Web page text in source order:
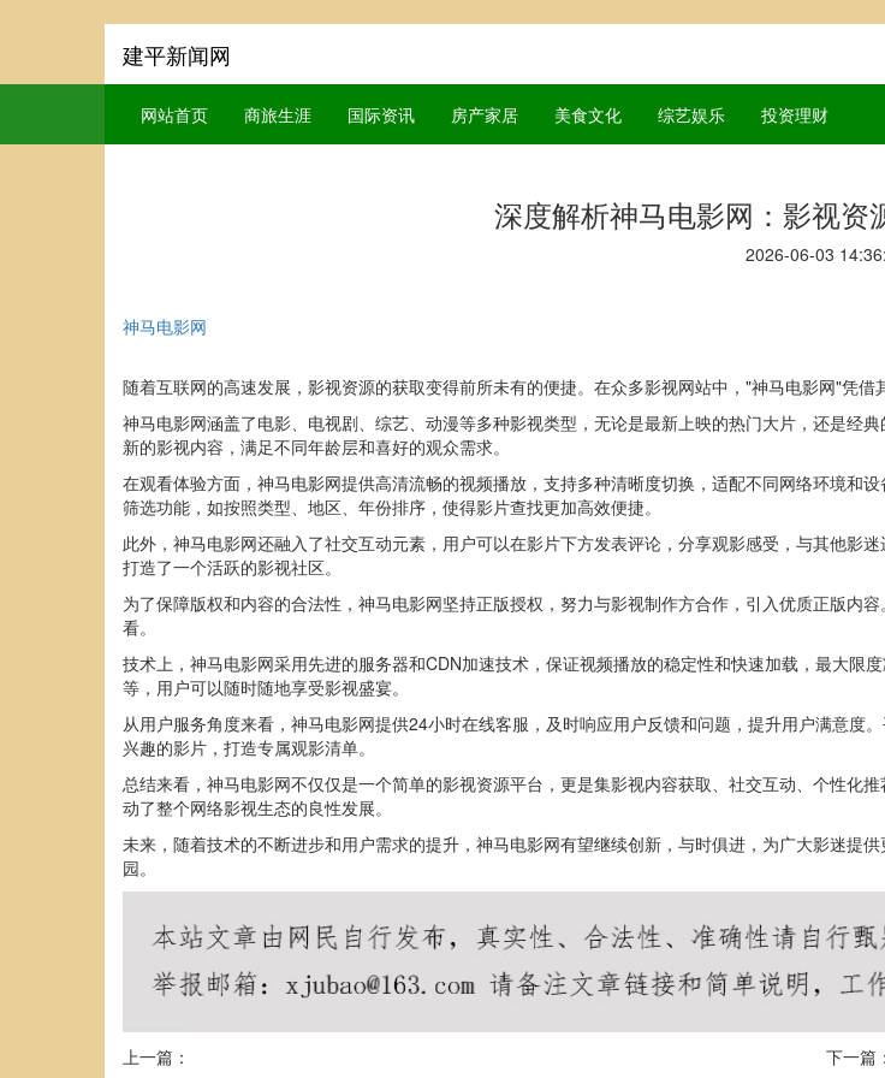
建平新闻网
网站首页 商旅生涯 国际资讯 房产家居 美食文化 综艺娱乐 投资理财
深度解析神马电影网：影视资
2026-06-03
神马电影网
随着互联网的高速发展，影视资源的获取变得前所未有的便捷。在众多影视网站中，"神马电影网"凭
神马电影网涵盖了电影、电视剧、综艺、动漫等多种影视类型，无论是最新上映的热门大片，还是经
新的影视内容，满足不同年龄层和喜好的观众需求。
在观看体验方面，神马电影网提供高清流畅的视频播放，支持多种清晰度切换，适配不同网络环境和
筛选功能，如按照类型、地区、年份排序，使得影片查找更加高效便捷。
此外，神马电影网还融入了社交互动元素，用户可以在影片下方发表评论，分享观影感受，与其他影
打造了一个活跃的影视社区。
为了保障版权和内容的合法性，神马电影网坚持正版授权，努力与影视制作方合作，引入优质正版内
看。
技术上，神马电影网采用先进的服务器和CDN加速技术，保证视频播放的稳定性和快速加载，最大限
等，用户可以随时随地享受影视盛宴。
从用户服务角度来看，神马电影网提供24小时在线客服，及时响应用户反馈和问题，提升用户满意
兴趣的影片，打造专属观影清单。
总结来看，神马电影网不仅仅是一个简单的影视资源平台，更是集影视内容获取、社交互动、个性化
动了整个网络影视生态的良性发展。
未来，随着技术的不断进步和用户需求的提升，神马电影网有望继续创新，与时俱进，为广大影迷提
园。
上一篇： 下一篇：